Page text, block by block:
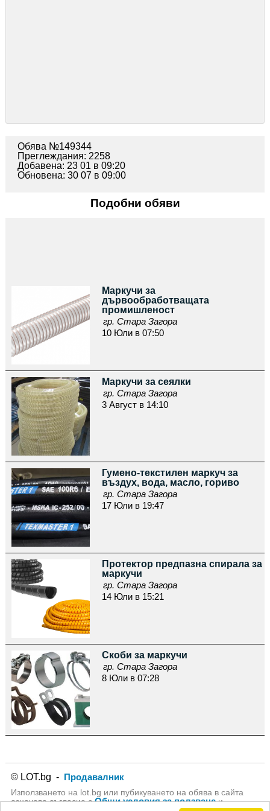
Обява №149344
Преглеждания: 2258
Добавена: 23 01 в 09:20
Обновена: 30 07 в 09:00
Подобни обяви
Маркучи за
дървообработващата
промишленост
гр. Стара Загора
10 Юли в 07:50
Маркучи за сеялки
гр. Стара Загора
3 Август в 14:10
Гумено-текстилен маркуч за
въздух, вода, масло, гориво
гр. Стара Загора
17 Юли в 19:47
Протектор предпазна спирала за
маркучи
гр. Стара Загора
14 Юли в 15:21
Скоби за маркучи
гр. Стара Загора
8 Юли в 07:28
© LOT.bg - Продавалник
Използването на lot.bg или пубикуването на обява в сайта
означава съгласие сОбщи условия за ползванеи